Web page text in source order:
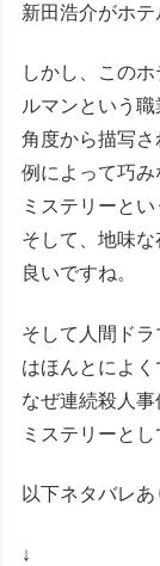
新田浩介がホテ
しかし、この
ルマンという
角度から描写さ
例によって巧み
ミステリーと
そして、地味
良いですね。
そして人間ド
はほんとによく
なぜ連続殺人事
ミステリーと
以下ネタバレあ
↓